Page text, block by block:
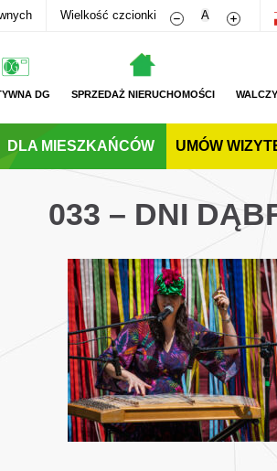
Wielkość czcionki Zmniejsz
A
DG SPRZEDAŻ NIERUCHOMOŚCI
DLA MIESZKAŃCÓW UMÓW
033 – DNI